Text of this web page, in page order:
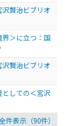
賢治ビブリオ
＞に立つ：国
賢治ビブリオ
しての＜宮沢
件表示（90件）